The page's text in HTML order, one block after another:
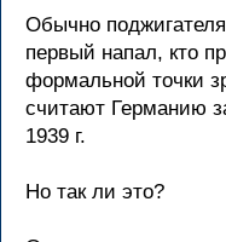
Обычно
пеpвый напал, кто
фоpмальной точки
считают Геpманию
1939 г.
Hо так ли это?